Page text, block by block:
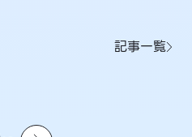
記事一覧